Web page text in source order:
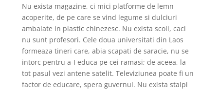
Nu exista magazine, ci mici platforme de lemn
acoperite, de pe care se vind legume si dulciuri
ambalate in plastic chinezesc. Nu exista scoli, caci
nu sunt profesori. Cele doua universitati din Laos
formeaza tineri care, abia scapati de saracie, nu se
intorc pentru a-I educa pe cei ramasi; de aceea, la
tot pasul vezi antene satelit. Televiziunea poate fi un
factor de educare, spera guvernul. Nu exista stalpi